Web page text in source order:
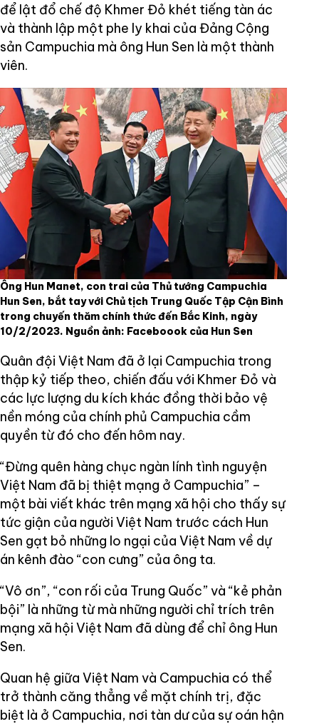
để lật đổ chế độ Khmer Đỏ khét tiếng tàn ác
và thành lập một phe ly khai của Đảng Cộng
sản Campuchia mà ông Hun Sen là một thành
viên.
Ông Hun Manet, con trai của Thủ tướng Campuchia
Hun Sen, bắt tay với Chủ tịch Trung Quốc Tập Cận Bình
trong chuyến thăm chính thức đến Bắc Kinh, ngày
10/2/2023. Nguồn ảnh: Faceboook của Hun Sen
Quân đội Việt Nam đã ở lại Campuchia trong
thập kỷ tiếp theo, chiến đấu với Khmer Đỏ và
các lực lượng du kích khác đồng thời bảo vệ
nền móng của chính phủ Campuchia cầm
quyền từ đó cho đến hôm nay.
“Đừng quên hàng chục ngàn lính tình nguyện
Việt Nam đã bị thiệt mạng ở Campuchia” –
một bài viết khác trên mạng xã hội cho thấy sự
tức giận của người Việt Nam trước cách Hun
Sen gạt bỏ những lo ngại của Việt Nam về dự
án kênh đào “con cưng” của ông ta.
“Vô ơn”, “con rối của Trung Quốc” và “kẻ phản
bội” là những từ mà những người chỉ trích trên
mạng xã hội Việt Nam đã dùng để chỉ ông Hun
Sen.
Quan hệ giữa Việt Nam và Campuchia có thể
trở thành căng thẳng về mặt chính trị, đặc
biệt là ở Campuchia, nơi tàn dư của sự oán hận